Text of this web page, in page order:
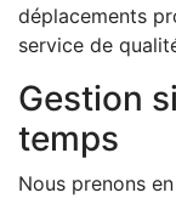
déplacements
service de
Gestion
temps
Nous prenons